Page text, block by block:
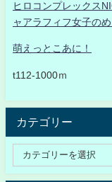
ヒロコンプレックス
ャアラフィフ女子の
萌えっとこあに！
t112-1000ｍ
カテゴリー